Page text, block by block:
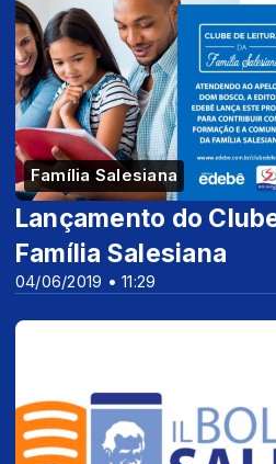
Família Salesiana
04/06/2019 • 11:29
Lançamento do
Família Salesiana